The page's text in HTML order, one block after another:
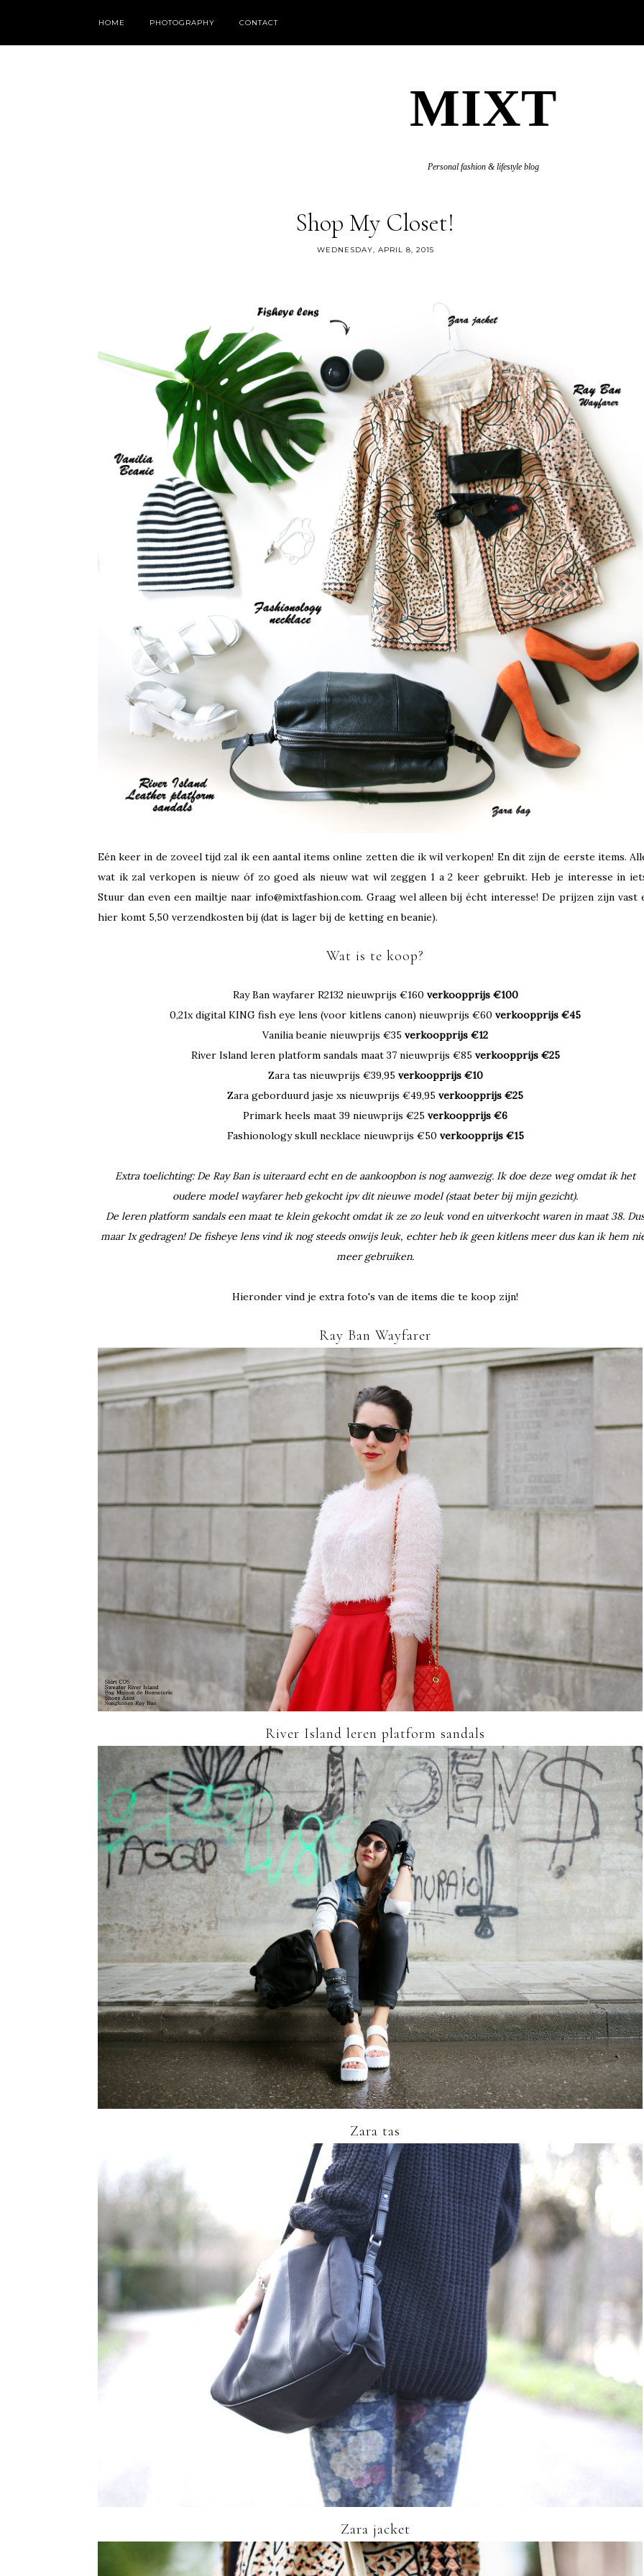
HOME PHOTOGRAPHY CONTACT
MIXT
Personal fashion & lifestyle blog
Shop My Closet!
WEDNESDAY, APRIL 8, 2015
Eén keer in de zoveel tijd zal ik een aantal items online zetten die ik wil verkopen! En dit zijn de eerste items.
wat ik zal verkopen is nieuw óf zo goed als nieuw wat wil zeggen 1 a 2 keer gebruikt. Heb je interesse in
Stuur dan even een mailtje naar info@mixtfashion.com. Graag wel alleen bij écht interesse! De prijzen zijn vast
hier komt 5,50 verzendkosten bij (dat is lager bij de ketting en beanie).
Wat is te koop?
Ray Ban wayfarer R2132 nieuwprijs €160 verkoopprijs €100
0,21x digital KING fish eye lens (voor kitlens canon) nieuwprijs €60 verkoopprijs €45
Vanilia beanie nieuwprijs €35 verkoopprijs €12
River Island leren platform sandals maat 37 nieuwprijs €85 verkoopprijs €25
Zara tas nieuwprijs €39,95 verkoopprijs €10
Zara geborduurd jasje xs nieuwprijs €49,95 verkoopprijs €25
Primark heels maat 39 nieuwprijs €25 verkoopprijs €6
Fashionology skull necklace nieuwprijs €50 verkoopprijs €15
Extra toelichting: De Ray Ban is uiteraard echt en de aankoopbon is nog aanwezig. Ik doe deze weg omdat ik het
oudere model wayfarer heb gekocht ipv dit nieuwe model (staat beter bij mijn gezicht).
De leren platform sandals een maat te klein gekocht omdat ik ze zo leuk vond en uitverkocht waren in maat 38. Dus
maar 1x gedragen! De fisheye lens vind ik nog steeds onwijs leuk, echter heb ik geen kitlens meer dus kan ik hem
meer gebruiken.
Hieronder vind je extra foto's van de items die te koop zijn!
Ray Ban Wayfarer
River Island leren platform sandals
Zara tas
Zara jacket